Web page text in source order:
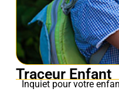
Traceur Enfant
Inquiet pour votre